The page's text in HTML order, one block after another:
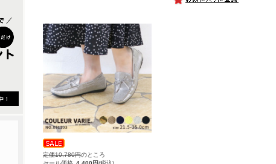
定価10,780円のところ